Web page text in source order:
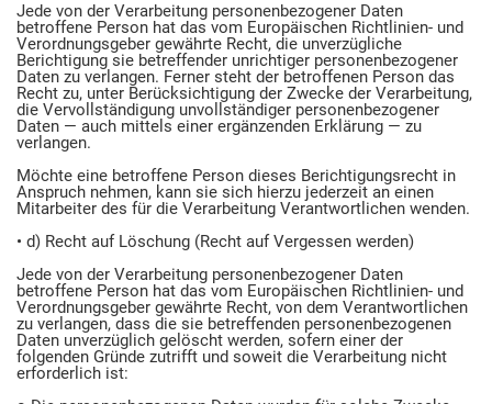
Jede von der Verarbeitung personenbezogener Daten
betroffene Person hat das vom Europäischen Richtlinien- und
Verordnungsgeber gewährte Recht, die unverzügliche
Berichtigung sie betreffender unrichtiger personenbezogener
Daten zu verlangen. Ferner steht der betroffenen Person das
Recht zu, unter Berücksichtigung der Zwecke der Verarbeitung,
die Vervollständigung unvollständiger personenbezogener
Daten — auch mittels einer ergänzenden Erklärung — zu
verlangen.
Möchte eine betroffene Person dieses Berichtigungsrecht in
Anspruch nehmen, kann sie sich hierzu jederzeit an einen
Mitarbeiter des für die Verarbeitung Verantwortlichen wenden.
• d) Recht auf Löschung (Recht auf Vergessen werden)
Jede von der Verarbeitung personenbezogener Daten
betroffene Person hat das vom Europäischen Richtlinien- und
Verordnungsgeber gewährte Recht, von dem Verantwortlichen
zu verlangen, dass die sie betreffenden personenbezogenen
Daten unverzüglich gelöscht werden, sofern einer der
folgenden Gründe zutrifft und soweit die Verarbeitung nicht
erforderlich ist: